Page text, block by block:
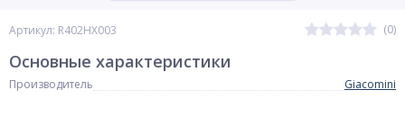
Артикул: R402HX003 (0)
Основные характеристики
Производитель Giacomini